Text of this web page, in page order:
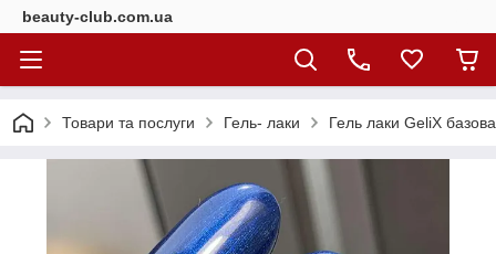
beauty-club.com.ua
Товари та послуги Гель- лаки Гель лаки GeliX